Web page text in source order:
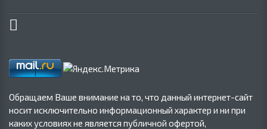
Обращаем Ваше внимание на то, что данный интернет-сайт
носит исключительно информационный характер и ни при
каких условиях не является публичной офертой,